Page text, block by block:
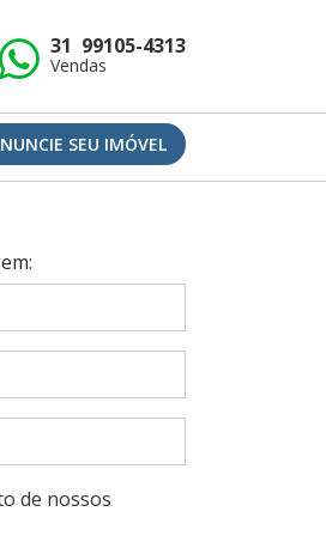
31 99105-4313
Vendas
SEU IMÓVEL
de nossos